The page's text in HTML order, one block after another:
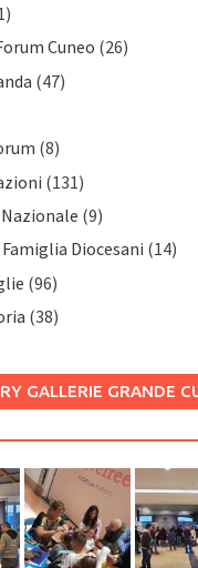
Cuneo (26)
(47)
(8)
(131)
(9)
Diocesani (14)
(96)
(38)
GALLERIE GRANDE